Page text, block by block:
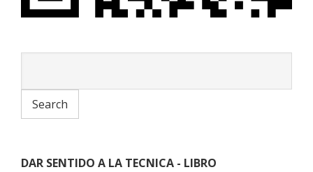
DAR SENTIDO A LA TECNICA - LIBRO